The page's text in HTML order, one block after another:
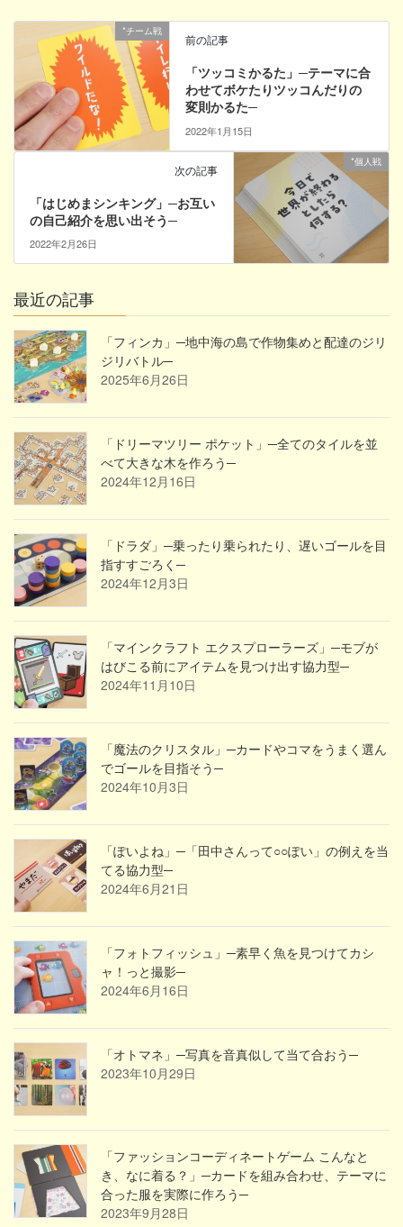
*チーム戦
前の記事
「ツッコミかるた」─テーマに合
わせてボケたりツッコんだりの
変則かるた─
2022年1月15日
*個人戦
次の記事
「はじめまシンキング」─お互い
の自己紹介を思い出そう─
2022年2月26日
最近の記事
「フィンカ」─地中海の島で作物集めと配達のジリ
ジリバトル─
2025年6月26日
「ドリーマツリー ポケット」─全てのタイルを並
べて大きな木を作ろう─
2024年12月16日
「ドラダ」─乗ったり乗られたり、遅いゴールを目
指すすごろく─
2024年12月3日
「マインクラフト エクスプローラーズ」─モブが
はびこる前にアイテムを見つけ出す協力型─
2024年11月10日
「魔法のクリスタル」─カードやコマをうまく選ん
でゴールを目指そう─
2024年10月3日
「ぽいよね」─「田中さんって○○ぽい」の例えを当
てる協力型─
2024年6月21日
「フォトフィッシュ」─素早く魚を見つけてカシ
ャ！っと撮影─
2024年6月16日
「オトマネ」─写真を音真似して当て合おう─
2023年10月29日
「ファッションコーディネートゲーム こんなと
き、なに着る？」─カードを組み合わせ、テーマに
合った服を実際に作ろう─
2023年9月28日